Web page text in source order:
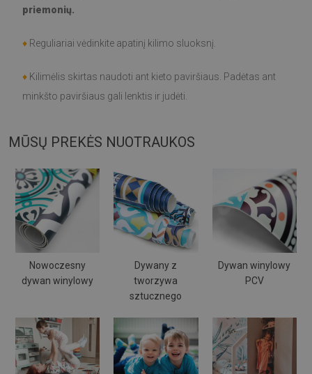
priemonių.
♦ Reguliariai vėdinkite apatinį kilimo sluoksnį.
♦ Kilimėlis skirtas naudoti ant kieto paviršiaus. Padėtas ant
minkšto paviršiaus gali lenktis ir judėti.
MŪSŲ PREKĖS NUOTRAUKOS
Nowoczesny
dywan winylowy
Dywany z
tworzywa
sztucznego
Dywan winylowy
PCV